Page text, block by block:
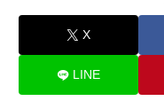
X
LINE